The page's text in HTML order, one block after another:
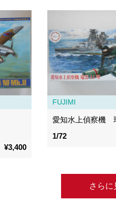
¥3,400
FUJIMI
愛知水上偵察機
1/72
さらに